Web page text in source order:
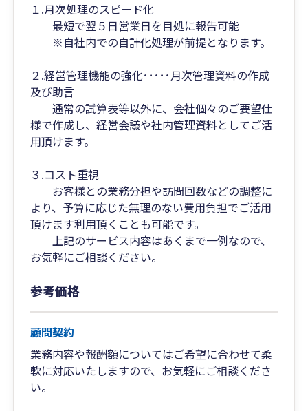
１.月次処理のスピード化
最短で翌５日営業日を目処に報告可能
※自社内での自計化処理が前提となります。
２.経営管理機能の強化･････月次管理資料の作成
及び助言
通常の試算表等以外に、会社個々のご要望仕
様で作成し、経営会議や社内管理資料としてご活
用頂けます。
３.コスト重視
お客様との業務分担や訪問回数などの調整に
より、予算に応じた無理のない費用負担でご活用
頂けます利用頂くことも可能です。
上記のサービス内容はあくまで一例なので、
お気軽にご相談ください。
参考価格
顧問契約
業務内容や報酬額についてはご希望に合わせて柔
軟に対応いたしますので、お気軽にご相談くださ
い。